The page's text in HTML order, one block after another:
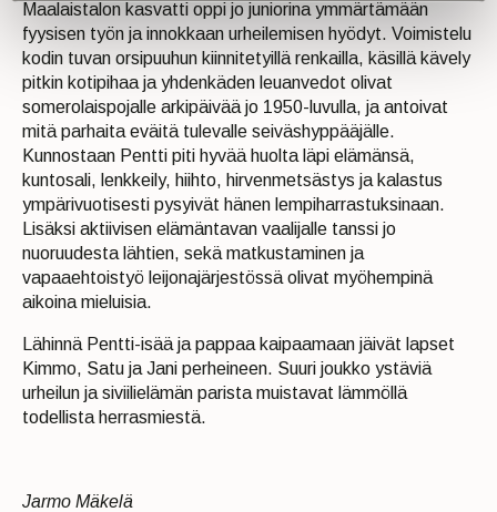
Maalaistalon kasvatti oppi jo juniorina ymmärtämään
fyysisen työn ja innokkaan urheilemisen hyödyt. Voimistelu
kodin tuvan orsipuuhun kiinnitetyillä renkailla, käsillä kävely
pitkin kotipihaa ja yhdenkäden leuanvedot olivat
somerolaispojalle arkipäivää jo 1950-luvulla, ja antoivat
mitä parhaita eväitä tulevalle seiväshyppääjälle.
Kunnostaan Pentti piti hyvää huolta läpi elämänsä,
kuntosali, lenkkeily, hiihto, hirvenmetsästys ja kalastus
ympärivuotisesti pysyivät hänen lempiharrastuksinaan.
Lisäksi aktiivisen elämäntavan vaalijalle tanssi jo
nuoruudesta lähtien, sekä matkustaminen ja
vapaaehtoistyö leijonajärjestössä olivat myöhempinä
aikoina mieluisia.
Lähinnä Pentti-isää ja pappaa kaipaamaan jäivät lapset
Kimmo, Satu ja Jani perheineen. Suuri joukko ystäviä
urheilun ja siviilielämän parista muistavat lämmöllä
todellista herrasmiestä.
Jarmo Mäkelä